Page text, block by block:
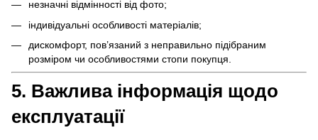
незначні відмінності від фото;
індивідуальні особливості матеріалів;
дискомфорт, пов’язаний з неправильно підібраним
розміром чи особливостями стопи покупця.
5. Важлива інформація щодо
експлуатації